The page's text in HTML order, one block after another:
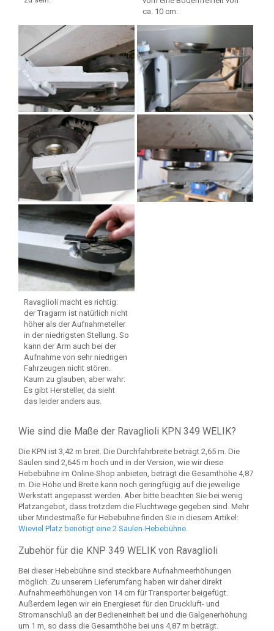
ca. 10 cm.
Ravaglioli macht es richtig:
der Tragarm ist natürlich nicht
höher als der Aufnahmeteller
in der niedrigsten Stellung. So
kann der Arm auch bei der
Aufnahme von sehr niedrigen
Fahrzeugen nicht stören.
Kaum zu glauben, aber wahr:
Es gibt Hersteller, da sieht
das leider anders aus.
Wie sind die Maße der Ravaglioli KPN 349 WELIK?
Die KPN ist 3,42 m breit. Die Durchfahrbreite beträgt 2,65 m. Die
Säulen sind 2,645 m hoch und in der Version, wie wir diese
Hebebühne im Online-Shop anbieten, beträgt die Gesamthöhe 4,87
m. Die Höhe und Breite kann noch geringfügig auf die jeweilige
Werkstatt angepasst werden. Aber bitte beachten Sie bei wenig
Platzangebot, dass trotzdem die Fluchtwege gegeben sind. Mehr
über Mindestmaße für Hebebühne finden Sie in diesem Artikel:
Wieviel Platz benötigt eine 2 Säulen-Hebebühne.
Zubehör für die KNP 349 WELIK von Ravaglioli
Bei dieser Hebebühne sind steckbare Aufnahmeerhöhungen
möglich. Zu unserem Lieferumfang haben wir daher direkt
Aufnahmeerhöhungen von 14 cm für Transporter beigefügt.
Außerdem legen wir ein Energieset für den Druckluft- und
Stromanschluß an der Bedieneinheit bei und die Galgenerhöhung
um 1 m, so dass die Gesamthöhe bei uns 4,87 m beträgt.